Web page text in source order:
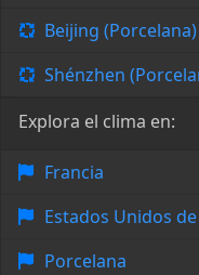
Beijing (Porcelana)
Shénzhen
Explora el clima en:
Francia
Estados Unidos
Porcelana